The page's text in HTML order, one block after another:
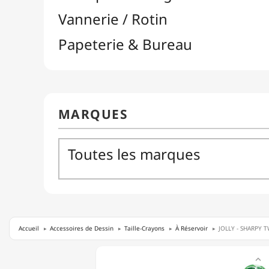
Accueil Accessoires de Dessin Taille-Crayons À Réservoir JOLLY - SHARPY
